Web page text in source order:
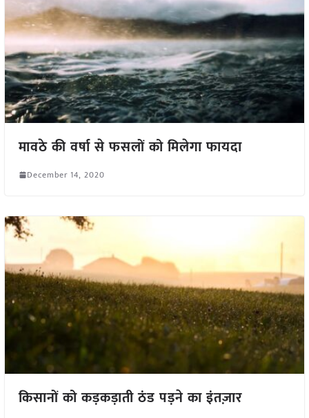
मावठे की वर्षा से फसलों को मिलेगा फायदा
December 14, 2020
किसानों को कड़कड़ाती ठंड पड़ने का इंतज़ार